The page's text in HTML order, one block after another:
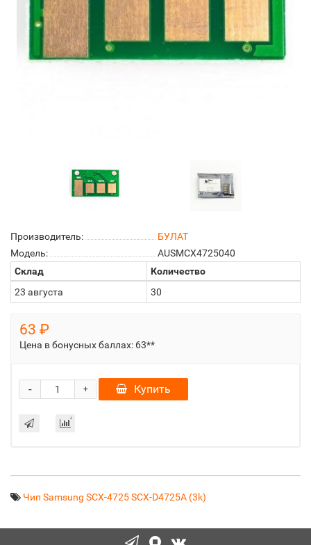
Производитель:
БУЛАТ
Модель:
AUSMCX4725040
Склад
Количество
23 августа
30
63 ₽
Цена в бонусных баллах: 63**
+
- Купить
Чип Samsung SCX-4725 SCX-D4725A (3k)